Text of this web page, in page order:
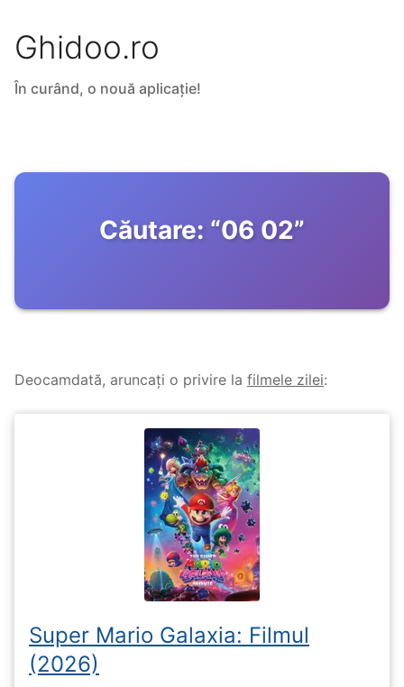
Ghidoo.ro
În curând, o nouă aplicație!
Căutare: “06 02”
Deocamdată, aruncați o privire la filmele zilei:
Super Mario Galaxia: Filmul
(2026)